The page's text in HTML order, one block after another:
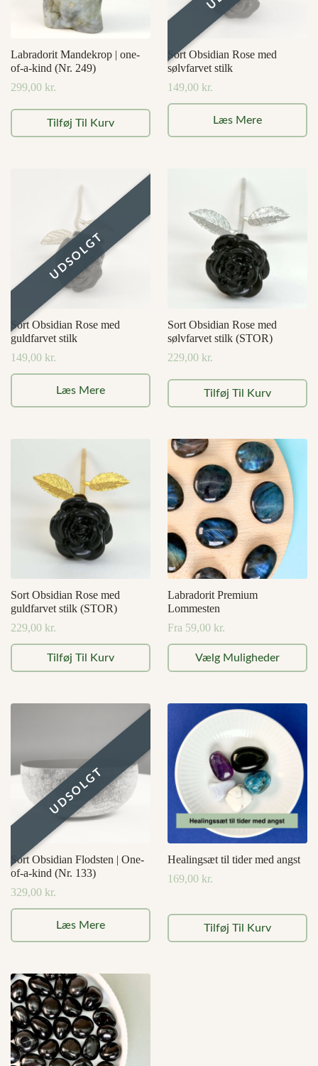
Labradorit Mandekrop | one-
of-a-kind (Nr. 249)
299,00 kr.
Tilføj Til Kurv
Sort Obsidian Rose med
sølvfarvet stilk
149,00 kr.
Læs Mere
Sort Obsidian Rose med
guldfarvet stilk
149,00 kr.
Læs Mere
Sort Obsidian Rose med
sølvfarvet stilk (STOR)
229,00 kr.
Tilføj Til Kurv
Sort Obsidian Rose med
guldfarvet stilk (STOR)
229,00 kr.
Tilføj Til Kurv
Labradorit Premium
Lommesten
Fra 59,00 kr.
Vælg Muligheder
varianter.
Mulighederne
kan
vælges
på
varesiden
Sort Obsidian Flodsten | One-
of-a-kind (Nr. 133)
329,00 kr.
Læs Mere
Healingsæt til tider med angst
169,00 kr.
Tilføj Til Kurv